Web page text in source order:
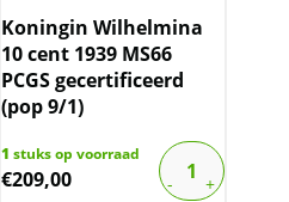
Koningin Wilhelmina
10 cent 1939 MS66
PCGS gecertificeerd
(pop 9/1)
1 stuks op voorraad
€209,00